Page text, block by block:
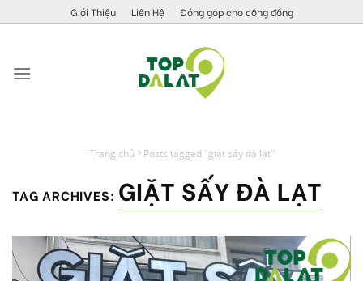
to
Giới Thiệu Liên Hệ Đóng góp cho cộng đồng
Trang chủ Posts tagged "giặt sấy đà lạt"
TAG ARCHIVES: GIẶT SẤY ĐÀ LẠT